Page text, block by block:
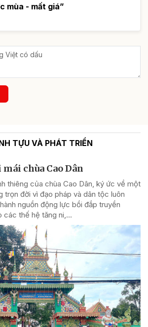
mùa - mất giá”
TỰU VÀ PHÁT TRIỂN
chùa Cao Dân
thiêng của chùa Cao Dân, ký ức về một
trọn đời vì đạo pháp và dân tộc luôn
nguồn động lực bồi đắp truyền
thế hệ tăng ni,...